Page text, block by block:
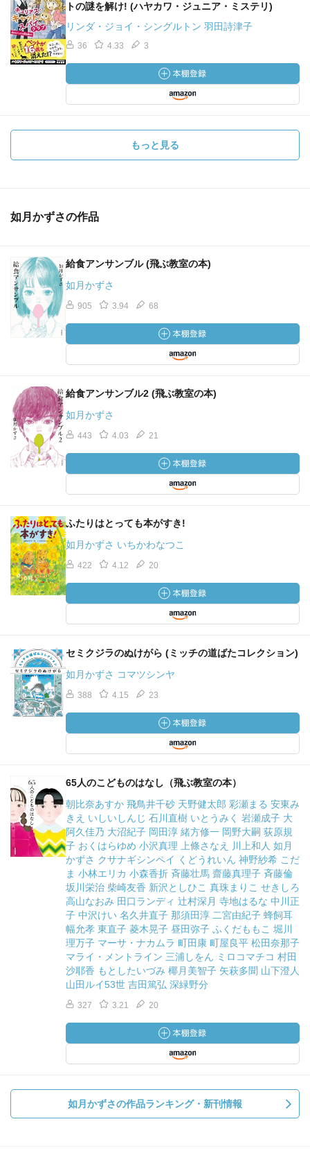
トの謎を解け! (ハヤカワ・ジュニア・ミステリ)
リンダ・ジョイ・シングルトン 羽田詩津子
36 4.33 3
もっと見る
如月かずさの作品
給食アンサンブル (飛ぶ教室の本)
如月かずさ
905 3.94 68
給食アンサンブル2 (飛ぶ教室の本)
如月かずさ
443 4.03 21
ふたりはとっても本がすき!
如月かずさ いちかわなつこ
422 4.12 20
セミクジラのぬけがら (ミッチの道ばたコレクション)
如月かずさ コマツシンヤ
388 4.15 23
65人のこどものはなし（飛ぶ教室の本）
朝比奈あすか 飛鳥井千砂 天野健太郎 彩瀬まる 安東み
きえ いしいしんじ 石川直樹 いとうみく 岩瀬成子 大
阿久佳乃 大沼紀子 岡田淳 緒方修一 岡野大嗣 荻原規
子 おくはらゆめ 小沢真理 上條さなえ 川上和人 如月
かずさ クサナギシンペイ くどうれいん 神野紗希 こだ
ま 小林エリカ 小森香折 斉藤壮馬 齋藤真理子 斉藤倫
坂川栄治 柴崎友香 新沢としひこ 真珠まりこ せきしろ
高山なおみ 田口ランディ 辻村深月 寺地はるな 中川正
子 中沢けい 名久井直子 那須田淳 二宮由紀子 蜂飼耳
幅允孝 東直子 菱木晃子 昼田弥子 ふくだももこ 堀川
理万子 マーサ・ナカムラ 町田康 町屋良平 松田奈那子
マライ・メントライン 三浦しをん ミロコマチコ 村田
沙耶香 もとしたいづみ 椰月美智子 矢萩多聞 山下澄人
山田ルイ53世 吉田篤弘 深緑野分
327 3.21 20
如月かずさの作品ランキング・新刊情報